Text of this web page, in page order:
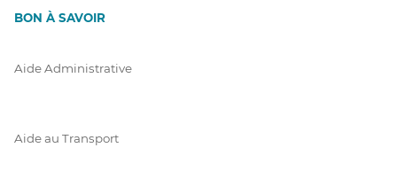
BON À SAVOIR
Aide Administrative
Aide au Transport